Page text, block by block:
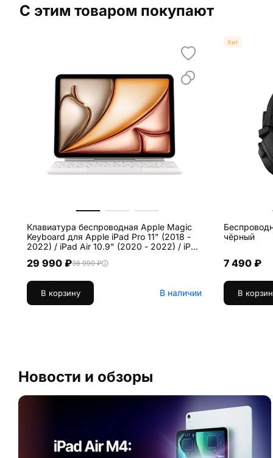
С этим товаром покупают
Клавиатура беспроводная Apple Magic
Keyboard для Apple iPad Pro 11" (2018 -
2022) / iPad Air 10.9" (2020 - 2022) / iPad
29 990 ₽36 990 ₽
В корзину В наличии
Хит
чёрный
7 490 ₽
В
Новости и обзоры